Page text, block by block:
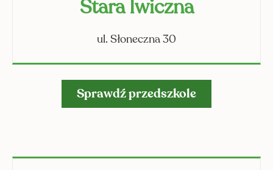
Stara Iwiczna
ul. Słoneczna 30
Sprawdź przedszkole